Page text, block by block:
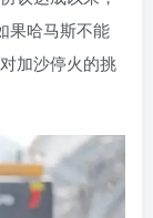
果哈马斯不能
加沙停火的挑